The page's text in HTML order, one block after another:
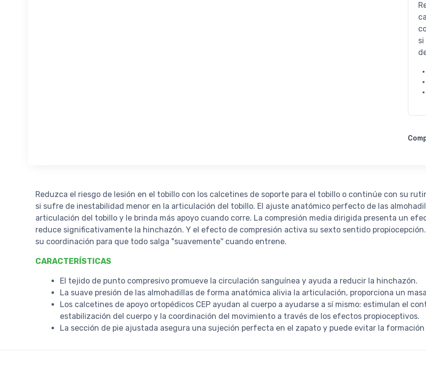
Reduzca el riesgo de lesión en el tobillo con los calcetines de soporte para el tobillo o continúe con su
si sufre de inestabilidad menor en la articulación del tobillo. El ajuste anatómico perfecto de las
articulación del tobillo y le brinda más apoyo cuando corre. La compresión media dirigida presenta un
reduce significativamente la hinchazón. Y el efecto de compresión activa su sexto sentido
su coordinación para que todo salga "suavemente'' cuando entrene.
CARACTERÍSTICAS
El tejido de punto compresivo promueve la circulación sanguínea y ayuda a reducir la hinchazón.
La suave presión de las almohadillas de forma anatómica alivia la articulación, proporciona un
Los calcetines de apoyo ortopédicos CEP ayudan al cuerpo a ayudarse a sí mismo: estimulan el
estabilización del cuerpo y la coordinación del movimiento a través de los efectos propioceptivos.
La sección de pie ajustada asegura una sujeción perfecta en el zapato y puede evitar la formación